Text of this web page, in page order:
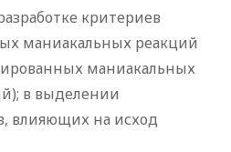
критериев
маниакальных реакций
маниакальных
в выделении
влияющих на исход